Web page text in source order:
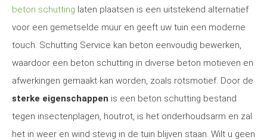
beton schutting laten plaatsen is een uitstekend alternatief
voor een gemetselde muur en geeft uw tuin een moderne
touch. Schutting Service kan beton eenvoudig bewerken,
waardoor een beton schutting in diverse beton motieven en
afwerkingen gemaakt kan worden, zoals rotsmotief. Door de
sterke eigenschappen is een beton schutting bestand
tegen insectenplagen, houtrot, is het onderhoudsarm en zal
het in weer en wind stevig in de tuin blijven staan. Wilt u geen